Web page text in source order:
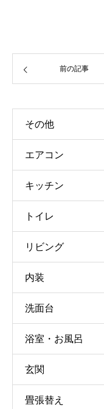
前の記事
その他
エアコン
キッチン
トイレ
リビング
内装
洗面台
浴室・お風呂
玄関
畳張替え